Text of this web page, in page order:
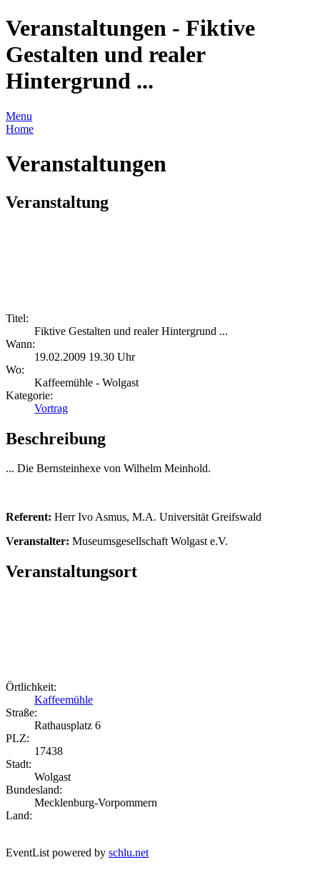
Veranstaltungen - Fiktive
Gestalten und realer
Hintergrund ...
Menu
Home
Veranstaltungen
Veranstaltung
Titel:
Fiktive Gestalten und realer Hintergrund ...
Wann:
19.02.2009 19.30 Uhr
Wo:
Kaffeemühle - Wolgast
Kategorie:
Vortrag
Beschreibung
... Die Bernsteinhexe von Wilhelm Meinhold.
Referent: Herr Ivo Asmus, M.A. Universität Greifswald
Veranstalter: Museumsgesellschaft Wolgast e.V.
Veranstaltungsort
Örtlichkeit:
Kaffeemühle
Straße:
Rathausplatz 6
PLZ:
17438
Stadt:
Wolgast
Bundesland:
Mecklenburg-Vorpommern
Land:
EventList powered by schlu.net